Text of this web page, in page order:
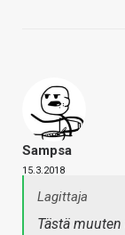
Sampsa
15.3.2018
Lagittaja
Tästä